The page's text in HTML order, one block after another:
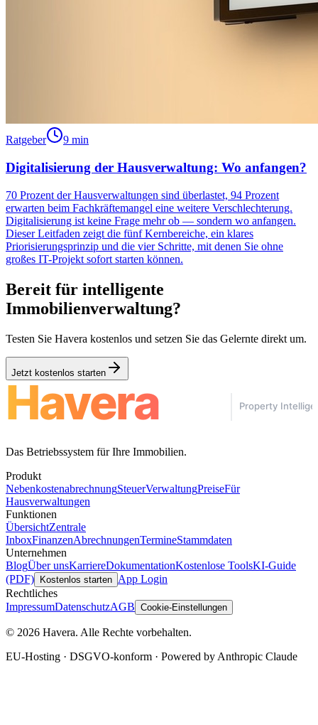
Ratgeber 9 min
Digitalisierung der Hausverwaltung: Wo anfangen?
70 Prozent der Hausverwaltungen sind überlastet, 94 Prozent
erwarten beim Fachkräftemangel eine weitere Verschlechterung.
Digitalisierung ist keine Frage mehr ob — sondern wo anfangen.
Dieser Leitfaden zeigt die fünf Kernbereiche, ein klares
Priorisierungsprinzip und die vier Schritte, mit denen Sie ohne
großes IT-Projekt sofort starten können.
Bereit für intelligente
Immobilienverwaltung?
Testen Sie Havera kostenlos und setzen Sie das Gelernte direkt um.
Jetzt kostenlos starten
Das Betriebssystem für Ihre Immobilien.
Produkt
NebenkostenabrechnungSteuerVerwaltungPreiseFür
Hausverwaltungen
Funktionen
ÜbersichtZentrale
InboxFinanzenAbrechnungenTermineStammdaten
Unternehmen
BlogÜber unsKarriereDokumentationKostenlose ToolsKI-Guide
(PDF) Kostenlos starten App Login
Rechtliches
ImpressumDatenschutzAGB Cookie-Einstellungen
© 2026 Havera. Alle Rechte vorbehalten.
EU-Hosting · DSGVO-konform · Powered by Anthropic Claude